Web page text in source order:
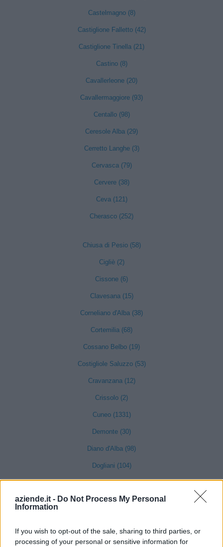
aziende.it - Do Not Process My Personal
Information
If you wish to opt-out of the sale, sharing to third parties, or
processing of your personal or sensitive information for
Castelmagno (8)
Castiglione Falletto (42)
Castiglione Tinella (21)
Castino (8)
Cavallerleone (20)
Cavallermaggiore (93)
Centallo (98)
Ceresole Alba (29)
Cerretto Langhe (3)
Cervasca (79)
Cervere (38)
Ceva (121)
Cherasco (252)
Chiusa di Pesio (58)
Cigliè (2)
Cissone (6)
Clavesana (15)
Corneliano d'Alba (38)
Cortemilia (68)
Cossano Belbo (19)
Costigliole Saluzzo (53)
Cravanzana (12)
Crissolo (2)
Cuneo (1331)
Demonte (30)
Diano d'Alba (98)
Dogliani (104)
Dronero (114)
Entracque (21)
Farigliano (49)